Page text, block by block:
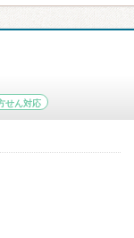
せん対応